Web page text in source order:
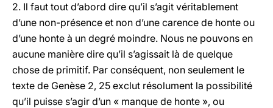
2. Il faut tout d’abord dire qu’il s’agit véritablement
d’une non-présence et non d’une carence de honte ou
d’une honte à un degré moindre. Nous ne pouvons en
aucune manière dire qu’il s’agissait là de quelque
chose de primitif. Par conséquent, non seulement le
texte de Genèse 2, 25 exclut résolument la possibilité
qu’il puisse s’agir d’un « manque de honte », ou